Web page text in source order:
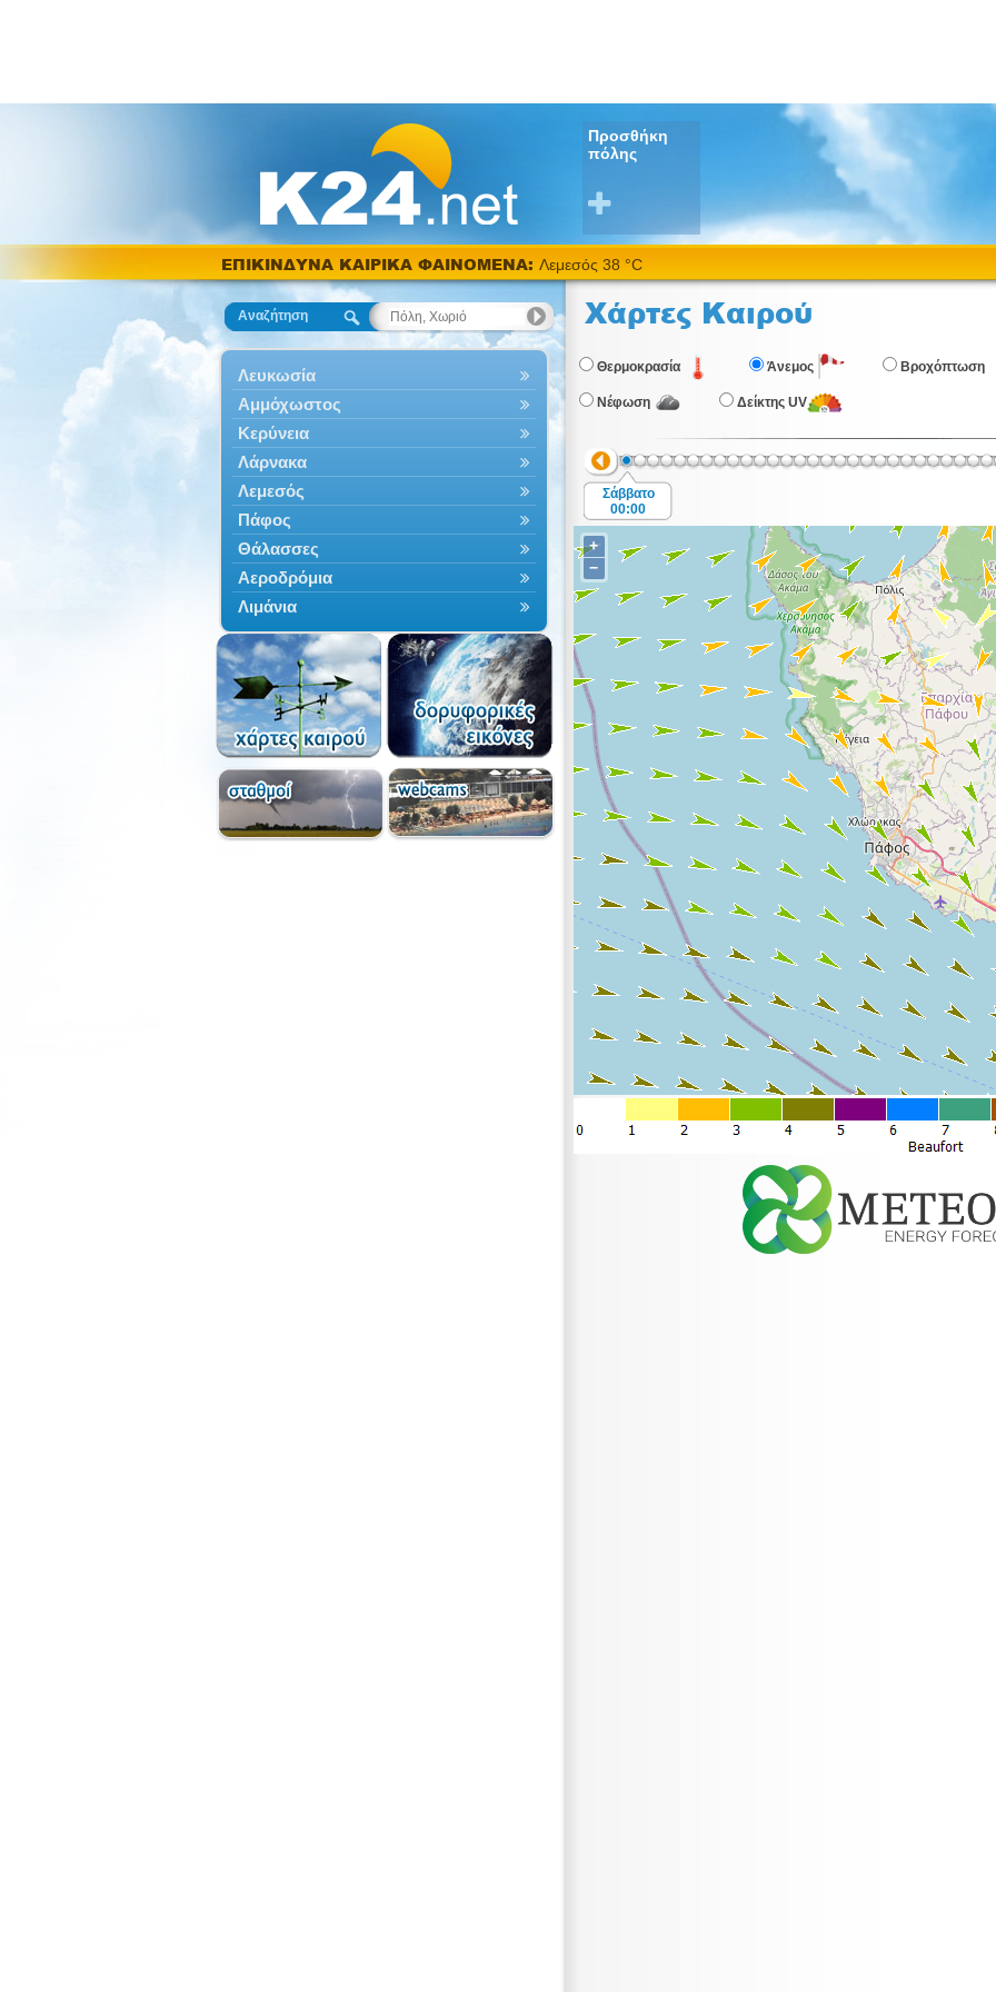
Προσθήκη
πόλης
ΕΠΙΚΙΝΔΥΝΑ ΚΑΙΡΙΚΑ ΦΑΙΝΟΜΕΝΑ: Λεμεσός 38 °C
Αναζήτηση
Λευκωσία
Αμμόχωστος
Κερύνεια
Λάρνακα
Λεμεσός
Πάφος
Θάλασσες
Αεροδρόμια
Λιμάνια
Χάρτες Καιρού
Θερμοκρασία Άνεμος Βροχόπτωση
Νέφωση Δείκτης UV
Σάββατο
00:00
+
−